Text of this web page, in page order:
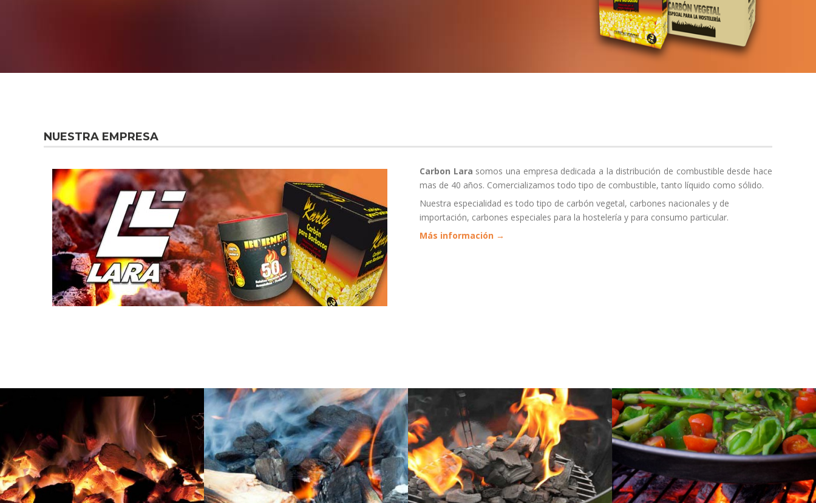
NUESTRA EMPRESA
Carbon Lara somos una empresa dedicada a la distribución de combustible desde hace
mas de 40 años. Comercializamos todo tipo de combustible, tanto líquido como sólido.
Nuestra especialidad es todo tipo de carbón vegetal, carbones nacionales y de
importación, carbones especiales para la hostelería y para consumo particular.
Más información →